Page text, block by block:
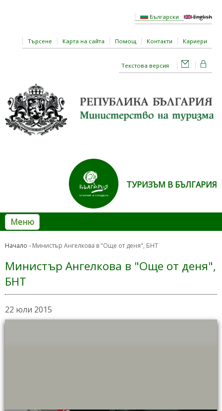
Български English
Търсене Карта на сайта Помощ Контакти Кариери
Текстова версия
ТУРИЗЪМ В БЪЛГАРИЯ
Меню
Начало Министър Ангелкова в "Още от деня", БНТ
Министър Ангелкова в "Още от деня",
БНТ
22 юли 2015